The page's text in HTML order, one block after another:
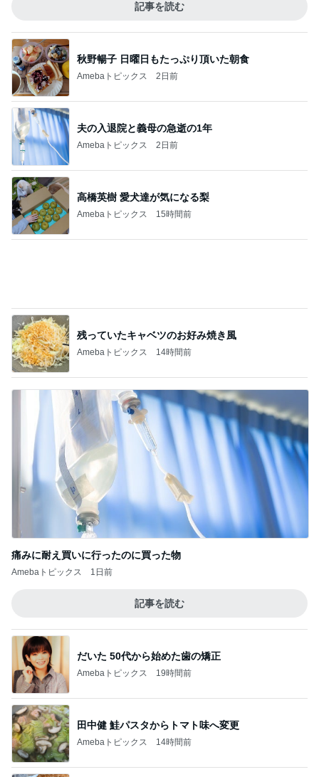
記事を読む
秋野暢子 日曜日もたっぷり頂いた朝食
Amebaトピックス 2日前
夫の入退院と義母の急逝の1年
Amebaトピックス 2日前
高橋英樹 愛犬達が気になる梨
Amebaトピックス 15時間前
残っていたキャベツのお好み焼き風
Amebaトピックス 14時間前
痛みに耐え買いに行ったのに買った物
Amebaトピックス 1日前
記事を読む
だいた 50代から始めた歯の矯正
Amebaトピックス 19時間前
田中健 鮭パスタからトマト味へ変更
Amebaトピックス 14時間前